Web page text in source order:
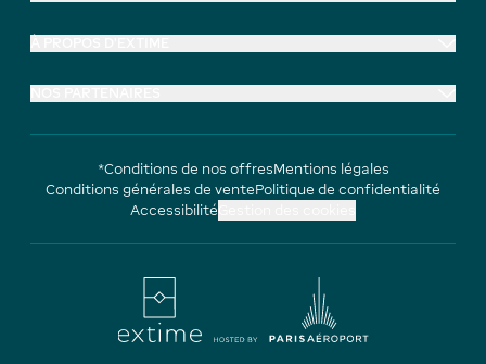
*Conditions de nos offresMentions légales
Conditions générales de ventePolitique de confidentialité
Accessibilité